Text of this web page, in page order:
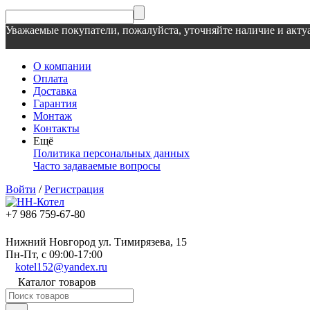
Уважаемые покупатели, пожалуйста, уточняйте наличие и
О компании
Оплата
Доставка
Гарантия
Монтаж
Контакты
Ещё
Политика персональных данных
Часто задаваемые вопросы
Войти /Регистрация
+7 986 759-67-80
Нижний Новгород ул. Тимирязева, 15
Пн-Пт, с 09:00-17:00
kotel152@yandex.ru
Каталог товаров